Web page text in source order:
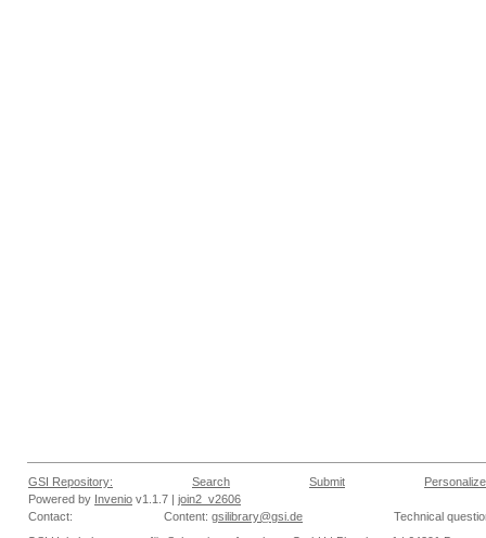
GSI Repository: Search Submit
Personalize
Powered by Invenio v1.1.7 | join2_v2606
Contact:
Content: gsilibrary@gsi.de
Technical